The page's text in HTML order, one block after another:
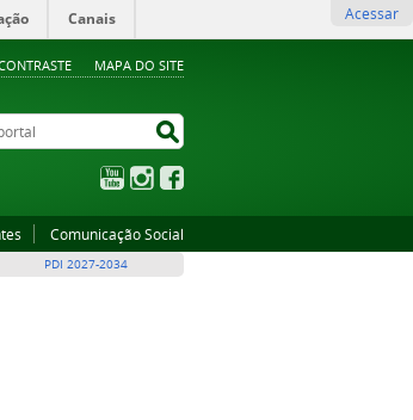
MAPA DO SITE
Canais Acessar
YouTubeInstagram
Comunicação Social
PDI 2027-2034